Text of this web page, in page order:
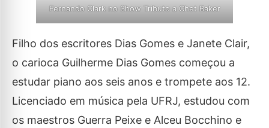
Fernando Clark no Show Tributo a Chet Baker
Filho dos escritores Dias Gomes e Janete Clair,
o carioca Guilherme Dias Gomes começou a
estudar piano aos seis anos e trompete aos 12.
Licenciado em música pela UFRJ, estudou com
os maestros Guerra Peixe e Alceu Bocchino e